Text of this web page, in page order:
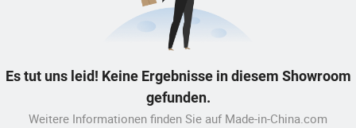
Es tut uns leid! Keine Ergebnisse in diesem Showroom
gefunden.
Weitere Informationen finden Sie auf Made-in-China.com